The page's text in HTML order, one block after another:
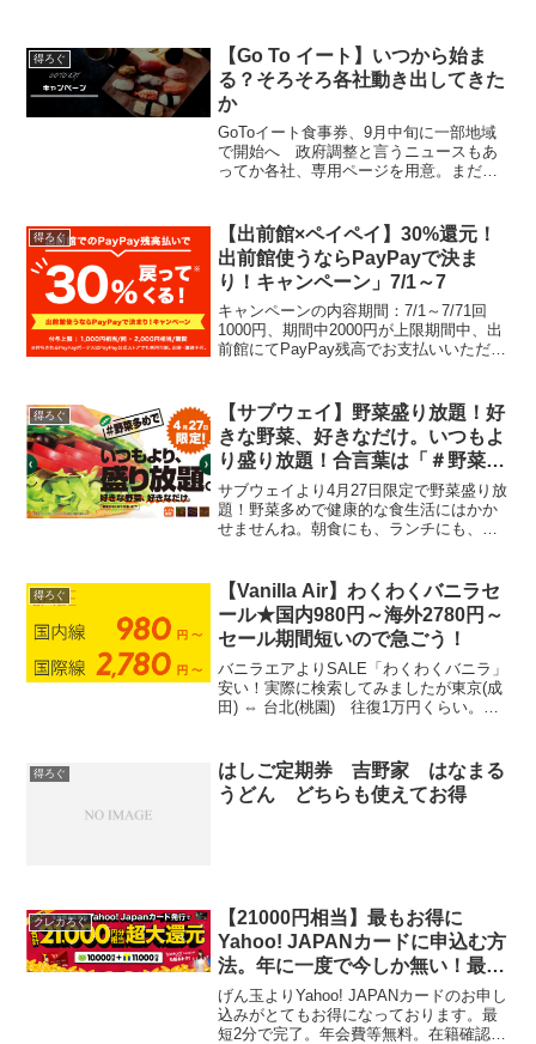
得ろぐ
【Go To イート】いつから始ま
る？そろそろ各社動き出してきた
か
GoToイート食事券、9月中旬に一部地域
で開始へ 政府調整と言うニュースもあ
ってか各社、専用ページを用意。まだ詳
得ろぐ
【出前館×ペイペイ】30%還元！
出前館使うならPayPayで決ま
り！キャンペーン」7/1～7
キャンペーンの内容期間：7/1～7/71回
1000円、期間中2000円が上限期間中、出
前館にてPayPay残高でお支払いいただい
支払い方法で「PayPay」を選択し...
得ろぐ
【サブウェイ】野菜盛り放題！好
きな野菜、好きなだけ。いつもよ
り盛り放題！合言葉は「＃野菜多
めで」
サブウェイより4月27日限定で野菜盛り放
題！野菜多めで健康的な食生活にはかか
せませんね。朝食にも、ランチにも、お
得ろぐ
【Vanilla Air】わくわくバニラセ
ール★国内980円～海外2780円～
セール期間短いので急ごう！
バニラエアよりSALE「わくわくバニラ」
安い！実際に検索してみましたが東京(成
田) ⇔ 台北(桃園) 往復1万円くらい。東
得ろぐ
はしご定期券 吉野家 はなまる
うどん どちらも使えてお得
クレカろぐ
【21000円相当】最もお得に
Yahoo! JAPANカードに申込む方
法。年に一度で今しか無い！最短
2分は本当だった。
げん玉よりYahoo! JAPANカードのお申し
込みがとてもお得になっております。最
短2分で完了。年会費等無料。在籍確認も